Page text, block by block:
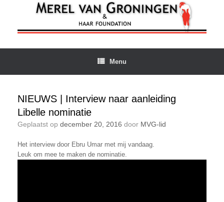
inhoud
Menu
NIEUWS | Interview naar aanleiding
Libelle nominatie
Geplaatst op december 20, 2016 door MVG-lid
Het interview door Ebru Umar met mij vandaag.
Leuk om mee te maken de nominatie.